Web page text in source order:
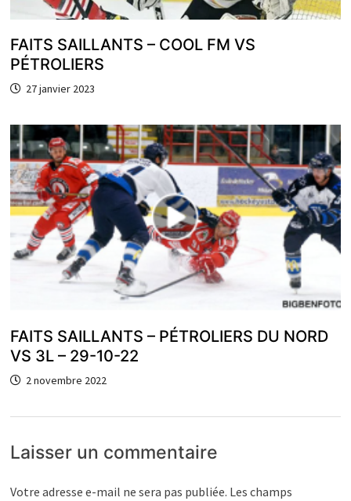
FAITS SAILLANTS – COOL FM VS
PÉTROLIERS
27 janvier 2023
FAITS SAILLANTS – PÉTROLIERS DU NORD
VS 3L – 29-10-22
2 novembre 2022
Laisser un commentaire
Votre adresse e-mail ne sera pas publiée. Les champs